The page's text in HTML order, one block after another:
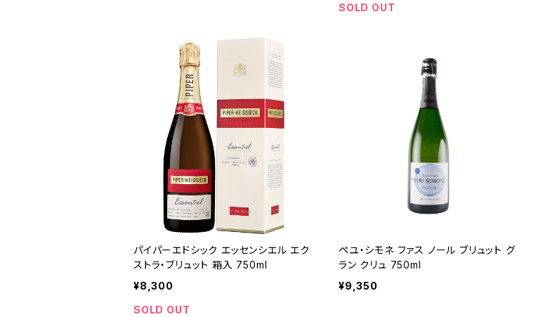
SOLD OUT
パイパーエドシック エッセンシエル エク
ストラ・ブリュット 箱入 750ml
¥8,300
SOLD OUT
ペユ・シモネ ファス ノール ブリュット グ
ラン クリュ 750ml
¥9,350